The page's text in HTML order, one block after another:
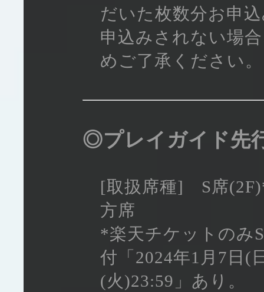
だいた枚数分お申
申込みされない場
めご了承ください。
◎プレイガイド
[取扱席種] S席
方席
*楽天チケットのみ
付「2024年1月7日(
(火)23:59」あり。